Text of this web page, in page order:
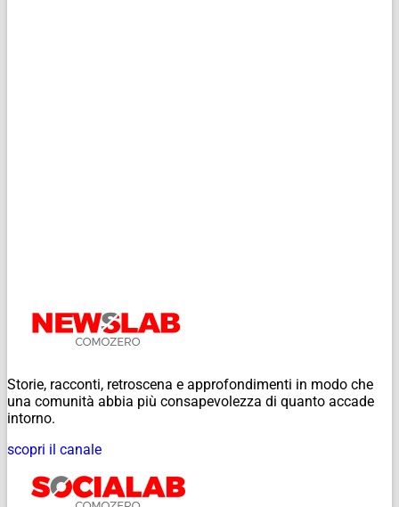
Storie, racconti, retroscena e approfondimenti in modo che
una comunità abbia più consapevolezza di quanto accade
intorno.
scopri il canale